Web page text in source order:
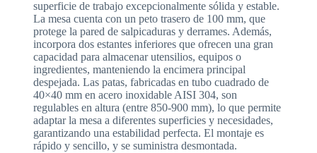
superficie de trabajo excepcionalmente sólida y estable.
La mesa cuenta con un peto trasero de 100 mm, que
protege la pared de salpicaduras y derrames. Además,
incorpora dos estantes inferiores que ofrecen una gran
capacidad para almacenar utensilios, equipos o
ingredientes, manteniendo la encimera principal
despejada. Las patas, fabricadas en tubo cuadrado de
40×40 mm en acero inoxidable AISI 304, son
regulables en altura (entre 850-900 mm), lo que permite
adaptar la mesa a diferentes superficies y necesidades,
garantizando una estabilidad perfecta. El montaje es
rápido y sencillo, y se suministra desmontada.